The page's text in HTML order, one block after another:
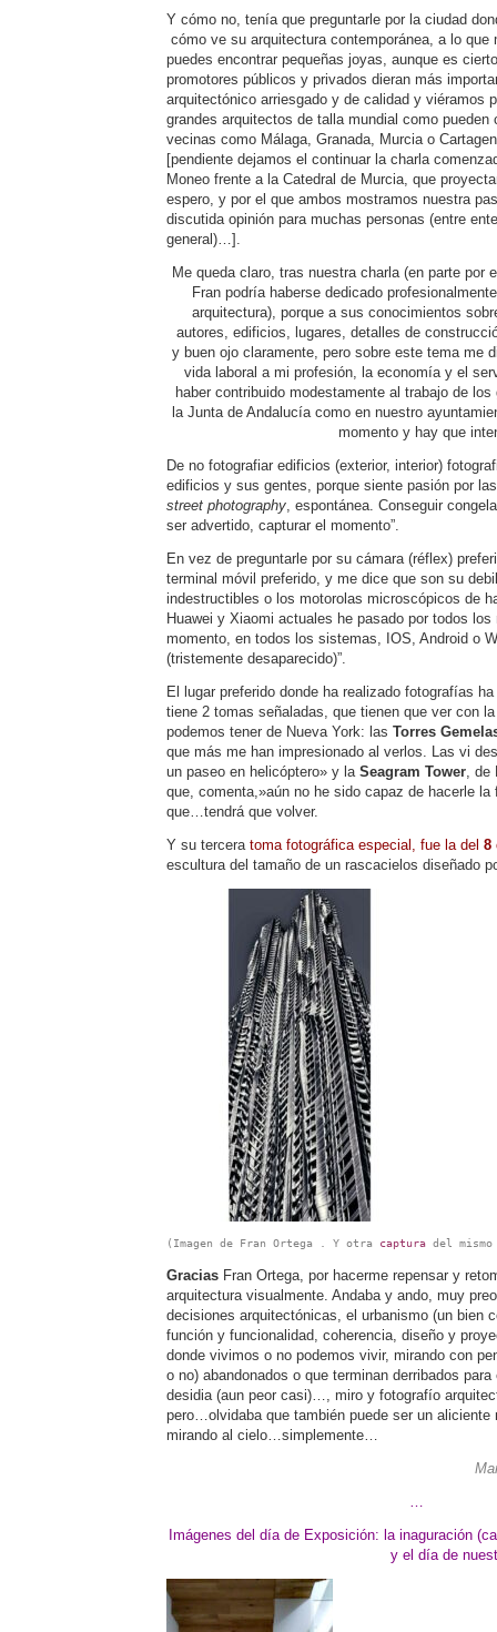
Y cómo no, tenía que preguntarle por la ciudad
cómo ve su arquitectura contemporánea, a lo que
puedes encontrar pequeñas joyas, aunque es
promotores públicos y privados dieran más
arquitectónico arriesgado y de calidad y viéramos
grandes arquitectos de talla mundial como pueden
vecinas como Málaga, Granada, Murcia o
[pendiente dejamos el continuar la charla
Moneo frente a la Catedral de Murcia, que
espero, y por el que ambos mostramos nuestra
discutida opinión para muchas personas (entre
general)…].
Me queda claro, tras nuestra charla (en parte por
Fran podría haberse dedicado
arquitectura), porque a sus conocimientos
autores, edificios, lugares, detalles de
y buen ojo claramente, pero sobre este tema me
vida laboral a mi profesión, la economía y el
haber contribuido modestamente al trabajo de
la Junta de Andalucía como en nuestro
momento y hay que
De no fotografiar edificios (exterior, interior)
edificios y sus gentes, porque siente pasión por
street photography , espontánea. Conseguir
ser advertido, capturar el momento”.
En vez de preguntarle por su cámara (réflex)
terminal móvil preferido, y me dice que son su
indestructibles o los motorolas microscópicos de
Huawei y Xiaomi actuales he pasado por todos los
momento, en todos los sistemas, IOS, Android o
(tristemente desaparecido)”.
El lugar preferido donde ha realizado fotografías
tiene 2 tomas señaladas, que tienen que ver con
podemos tener de Nueva York: las Torres
que más me han impresionado al verlos. Las vi
un paseo en helicóptero» y la Seagram Tower ,
que, comenta,»aún no he sido capaz de hacerle la
que…tendrá que volver.
Y su tercera toma fotográfica especial, fue la del 8
escultura del tamaño de un rascacielos diseñado
(Imagen de Fran Ortega . Y otra captura del
Gracias Fran Ortega, por hacerme repensar y
arquitectura visualmente. Andaba y ando, muy
decisiones arquitectónicas, el urbanismo (un bien
función y funcionalidad, coherencia, diseño y
donde vivimos o no podemos vivir, mirando con
o no) abandonados o que terminan derribados
desidia (aun peor casi)…, miro y fotografío
pero…olvidaba que también puede ser un aliciente
mirando al cielo…simplemente…
Imágenes del día de Exposición: la inaguración
y el día de